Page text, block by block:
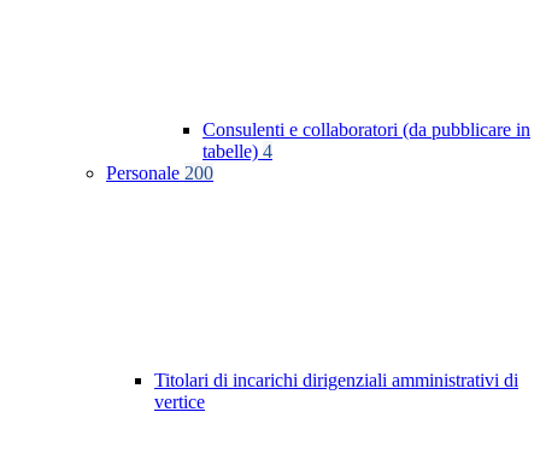
Consulenti e collaboratori (da pubblicare in
tabelle) 4
Personale 200
Titolari di incarichi dirigenziali amministrativi di
vertice